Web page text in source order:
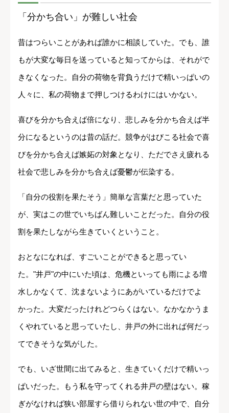
「分かち合い」が難しい社会
昔はつらいことがあれば誰かに相談していた。でも、誰
もが大変な毎日を送っていると知ってからは、それがで
きなくなった。自分の荷物を背負うだけで精いっぱいの
人々に、私の荷物まで押しつけるわけにはいかない。
喜びを分かち合えば倍になり、悲しみを分かち合えば半
分になるというのは昔の話だ。競争がはびこる社会で喜
びを分かち合えば嫉妬の対象となり、ただでさえ疲れる
社会で悲しみを分かち合えば憂鬱が伝染する。
「自分の役割を果たそう」簡単な言葉だと思っていた
が、実はこの世でいちばん難しいことだった。自分の役
割を果たしながら生きていくということ。
おとなになれば、すごいことができると思ってい
た。"井戸"の中にいた頃は、危機といっても雨による増
水しかなくて、沈まないようにあがいているだけでよ
かった。大変だったけれどつらくはない。なかなかうま
くやれていると思っていたし、井戸の外に出れば何だっ
てできそうな気がした。
でも、いざ世間に出てみると、生きていくだけで精いっ
ぱいだった。もう私を守ってくれる井戸の壁はない。稼
ぎがなければ狭い部屋すら借りられない世の中で、自分